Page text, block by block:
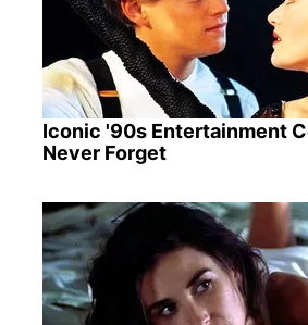
Iconic '90s Entertainment
Never Forget